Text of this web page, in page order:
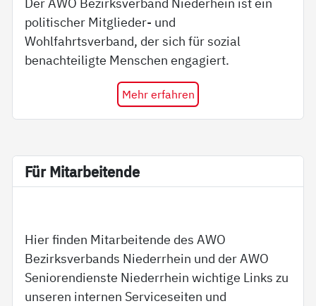
politischer Mitglieder- und
Wohlfahrtsverband, der sich für sozial
benachteiligte Menschen engagiert.
Mehr erfahren
Für Mit­ar­bei­ten­de
Hier finden Mitarbeitende des AWO
Bezirksverbands Niederrhein und der AWO
Seniorendienste Niederrhein wichtige Links zu
unseren internen Serviceseiten und